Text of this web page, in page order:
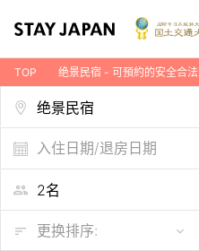
TOP 绝景民宿 - 可預約的安全合
入住日期/退房日期
更换排序: